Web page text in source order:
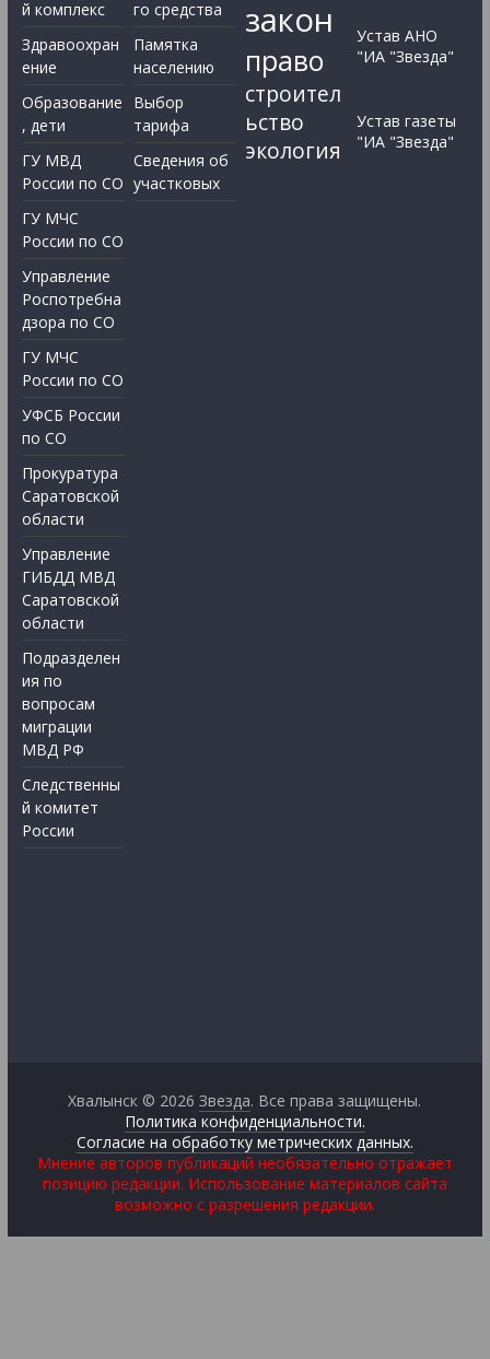
й комплекс
Здравоохран
ение
Образование
, дети
ГУ МВД
России по СО
ГУ МЧС
России по СО
Управление
Роспотребна
дзора по СО
ГУ МЧС
России по СО
УФСБ России
по СО
Прокуратура
Саратовской
области
Управление
ГИБДД МВД
Саратовской
области
Подразделен
ия по
вопросам
миграции
МВД РФ
Следственны
й комитет
России
го средства
Памятка
населению
Выбор
тарифа
Сведения об
участковых
закон
право
строител
ьство
экология
Устав АНО
"ИА "Звезда"
Устав газеты
"ИА "Звезда"
Хвалынск © 2026Звезда. Все права защищены.
Политика конфиденциальности.
Согласие на обработку метрических данных.
Мнение авторов публикаций необязательно отражает
позицию редакции. Использование материалов сайта
возможно с разрешения редакции.